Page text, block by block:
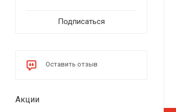
Подписаться
Оставить отзыв
Акции